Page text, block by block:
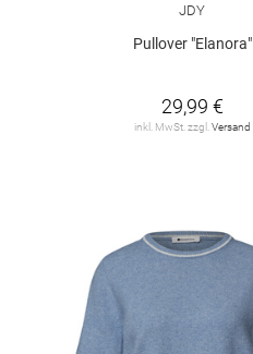
JDY
Pullover "Elanora"
29,99 €
inkl. MwSt. zzgl. Versand